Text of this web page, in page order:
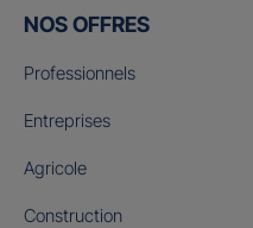
NOS OFFRES
Professionnels
Entreprises
Agricole
Construction